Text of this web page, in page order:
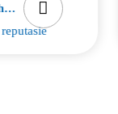
Shamray,